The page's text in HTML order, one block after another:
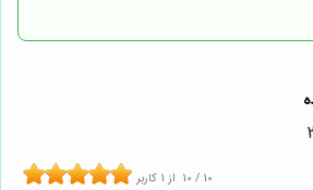
10 / 10 از 1 کاربر